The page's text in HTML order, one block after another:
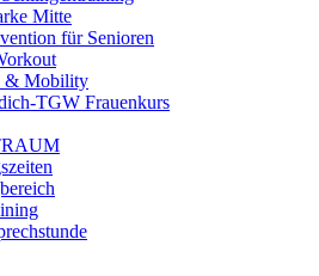
Mitte
für Senioren
& Mobility
TGW Frauenkurs